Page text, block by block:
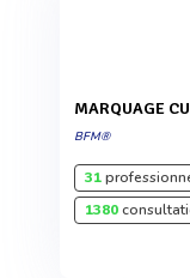
MARQUAGE
BFM®
31
1380